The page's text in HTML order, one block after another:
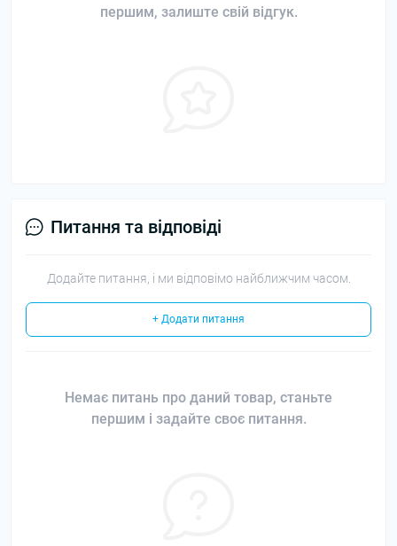
першим, залиште свій відгук.
Питання та відповіді
Додайте питання, і ми відповімо найближчим часом.
+ Додати питання
Немає питань про даний товар, станьте
першим і задайте своє питання.